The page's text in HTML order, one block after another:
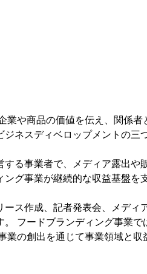
業や商品の価値を伝え、関係
ネスディベロップメントの
る事業者で、メディア露出
グ事業が継続的な収益基盤
ス作成、記者発表会、メデ
フードブランディング事業
の創出を通じて事業領域と収